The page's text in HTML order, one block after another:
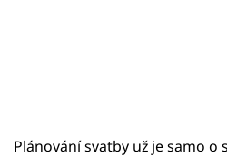
Plánování svatby už je samo